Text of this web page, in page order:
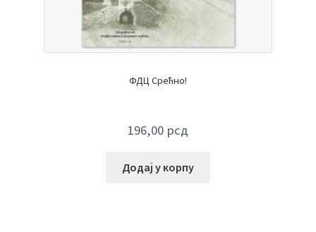
ФДЦ Срећно!
196,00 рсд
Додај у корпу